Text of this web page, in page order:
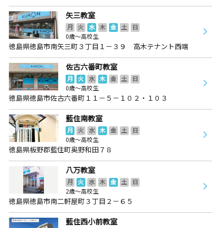
矢三教室
月 火 水 木 金 土
日
0歳～高校生
徳島県徳島市南矢三町３丁目１－３９ 高木テナント西端
佐古六番町教室
月 火 水 木 金 土
日
0歳～高校生
徳島県徳島市佐古六番町１１－５－１０２・１０３
藍住南教室
月 火 水 木 金 土
日
0歳～高校生
徳島県板野郡藍住町奥野和田７８
八万教室
月 火 水 木 金 土
日
2歳～高校生
徳島県徳島市南二軒屋町３丁目２－６５
藍住西小前教室